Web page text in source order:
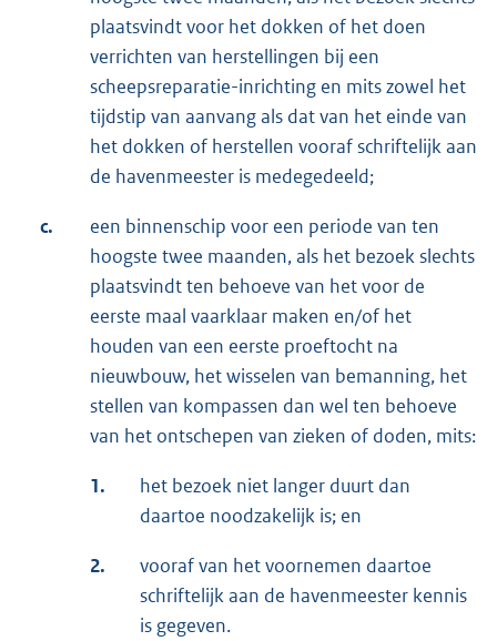
plaatsvindt voor het dokken of het doen
verrichten van herstellingen bij een
scheepsreparatie-inrichting en mits zowel het
tijdstip van aanvang als dat van het einde van
het dokken of herstellen vooraf schriftelijk aan
de havenmeester is medegedeeld;
c.
een binnenschip voor een periode van ten
hoogste twee maanden, als het bezoek slechts
plaatsvindt ten behoeve van het voor de
eerste maal vaarklaar maken en/of het
houden van een eerste proeftocht na
nieuwbouw, het wisselen van bemanning, het
stellen van kompassen dan wel ten behoeve
van het ontschepen van zieken of doden, mits:
1.
het bezoek niet langer duurt dan
daartoe noodzakelijk is; en
2.
vooraf van het voornemen daartoe
schriftelijk aan de havenmeester kennis
is gegeven.